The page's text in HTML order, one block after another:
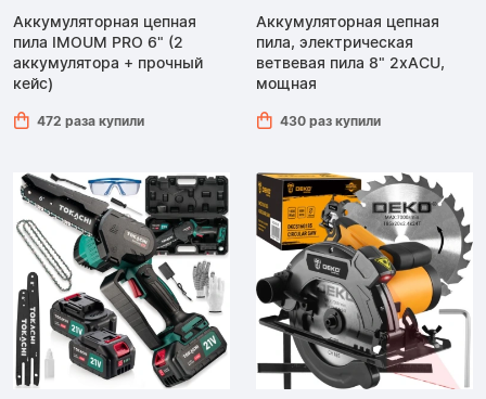
Аккумуляторная цепная
пила IMOUM PRO 6" (2
аккумулятора + прочный
кейс)
472 раза купили
Аккумуляторная цепная
пила, электрическая
ветвевая пила 8" 2xACU,
мощная
430 раз купили